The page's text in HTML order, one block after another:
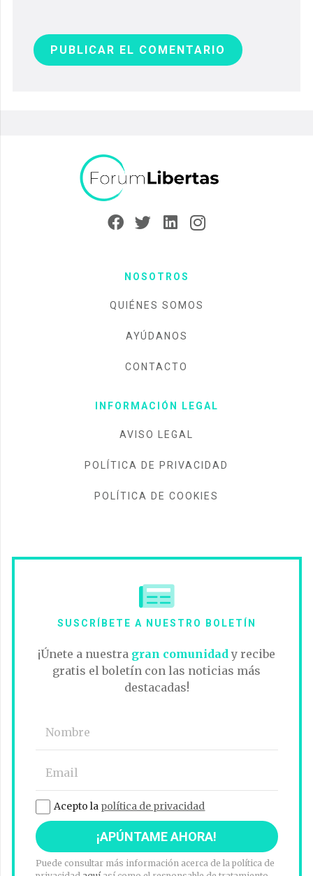
PUBLICAR EL COMENTARIO
NOSOTROS
QUIÉNES SOMOS
AYÚDANOS
CONTACTO
INFORMACIÓN LEGAL
AVISO LEGAL
POLÍTICA DE PRIVACIDAD
POLÍTICA DE COOKIES
SUSCRÍBETE A NUESTRO BOLETÍN
¡Únete a nuestra gran comunidady recibe
gratis el boletín con las noticias más
destacadas!
Acepto la política de privacidad
Puede consultar más información acerca de la política de